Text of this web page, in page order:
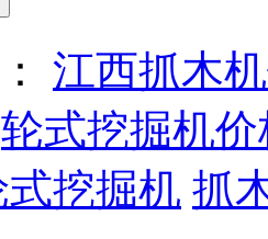
江西抓木
轮式挖掘机
挖掘机 抓